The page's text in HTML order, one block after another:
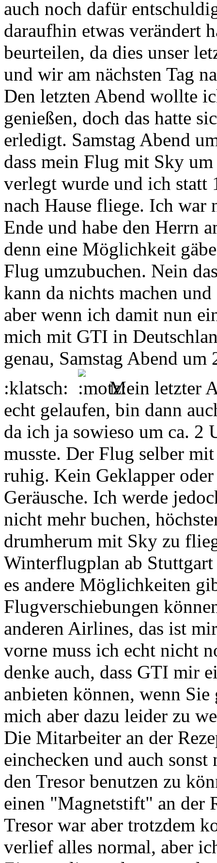
auch noch dafür
daraufhin etwas verändert
beurteilen, da dies unser
und wir am nächsten Tag
Den letzten Abend wollte
genießen, doch das hatte
erledigt. Samstag Abend
dass mein Flug mit Sky
verlegt wurde und ich
nach Hause fliege. Ich war
Ende und habe den Herrn
denn eine Möglichkeit
Flug umzubuchen. Nein
kann da nichts machen
aber wenn ich damit nun
mich mit GTI in
genau, Samstag Abend
:klatsch:
Mein letzter
echt gelaufen, bin dann
da ich ja sowieso um ca. 2
musste. Der Flug selber
ruhig. Kein Geklapper oder
Geräusche. Ich werde
nicht mehr buchen,
drumherum mit Sky zu
Winterflugplan ab
es andere Möglichkeiten
Flugverschiebungen
anderen Airlines, das ist
vorne muss ich echt nicht
denke auch, dass GTI mir
anbieten können, wenn
mich aber dazu leider zu
Die Mitarbeiter an der
einchecken und auch
den Tresor benutzen zu
einen "Magnetstift" an der
Tresor war aber trotzdem
verlief alles normal, aber